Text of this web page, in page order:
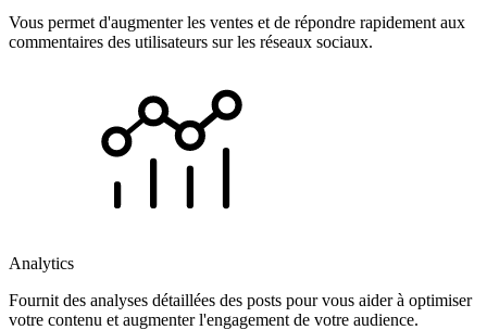
Vous permet d'augmenter les ventes et de répondre rapidement aux
commentaires des utilisateurs sur les réseaux sociaux.
Analytics
Fournit des analyses détaillées des posts pour vous aider à optimiser
votre contenu et augmenter l'engagement de votre audience.